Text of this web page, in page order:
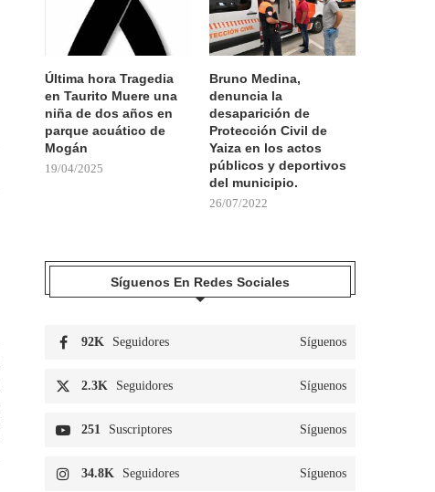
Última hora Tragedia
en Taurito Muere una
niña de dos años en
parque acuático de
Mogán
19/04/2025
Bruno Medina,
denuncia la
desaparición de
Protección Civil de
Yaiza en los actos
públicos y deportivos
del municipio.
26/07/2022
Síguenos En Redes Sociales
92K Seguidores Síguenos
2.3K Seguidores Síguenos
251 Suscriptores Síguenos
34.8K Seguidores Síguenos